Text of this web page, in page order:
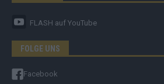
FLASH auf YouTube
FOLGE UNS
Facebook